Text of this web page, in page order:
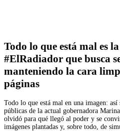
Todo lo que está mal es
#ElRadiador que busca
manteniendo la cara
páginas
Todo lo que está mal en una imagen:
públicas de la actual gobernadora
olvidó para qué llegó al poder y se
imágenes plantadas y, sobre todo, de